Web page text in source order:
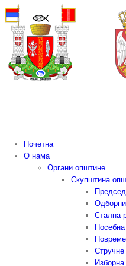
content
Почетна
О нама
Органи општине
Скупштина
Стална
Стручне